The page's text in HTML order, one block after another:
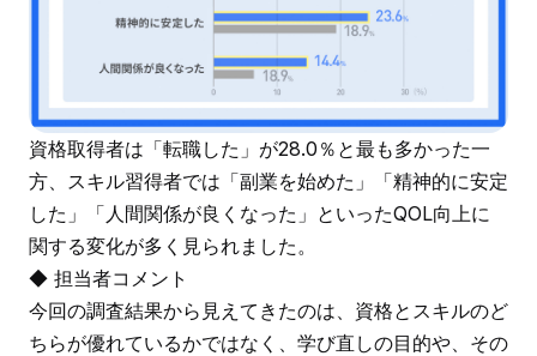
資格取得者は「転職した」が28.0％と最も多かった一
方、スキル習得者では「副業を始めた」「精神的に安定
した」「人間関係が良くなった」といったQOL向上に
関する変化が多く見られました。
◆ 担当者コメント
今回の調査結果から見えてきたのは、資格とスキルのど
ちらが優れているかではなく、学び直しの目的や、その